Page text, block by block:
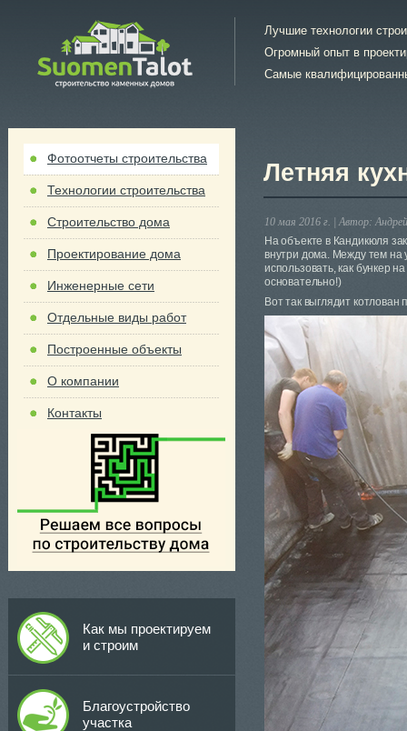
Лучшие технологии
Огромный опыт в
Самые
Фотоотчеты строительства
Технологии строительства
Строительство дома
Проектирование дома
Инженерные сети
Отдельные виды работ
Построенные объекты
О компании
Контакты
Как мы проектируем
и строим
Благоустройство
участка
Летняя
10 мая 2016 г. |Автор:
На объекте в Кандикюля
внутри дома. Между тем на
использовать, как бункер
основательно!)
Вот так выглядит котлован